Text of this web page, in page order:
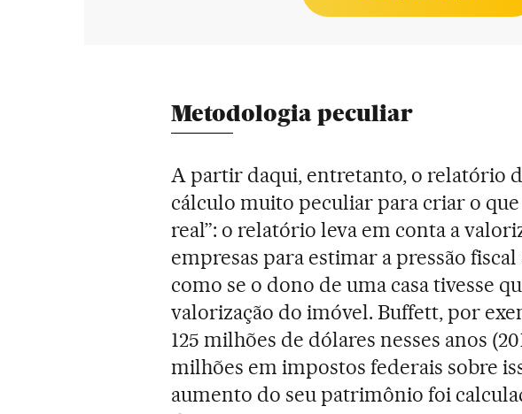
Metodologia peculiar
A partir daqui, entretanto, o relatório
cálculo muito peculiar para criar o que
real”: o relatório leva em conta a
empresas para estimar a pressão fiscal
como se o dono de uma casa tivesse
valorização do imóvel. Buffett, por
125 milhões de dólares nesses anos
milhões em impostos federais sobre
aumento do seu patrimônio foi